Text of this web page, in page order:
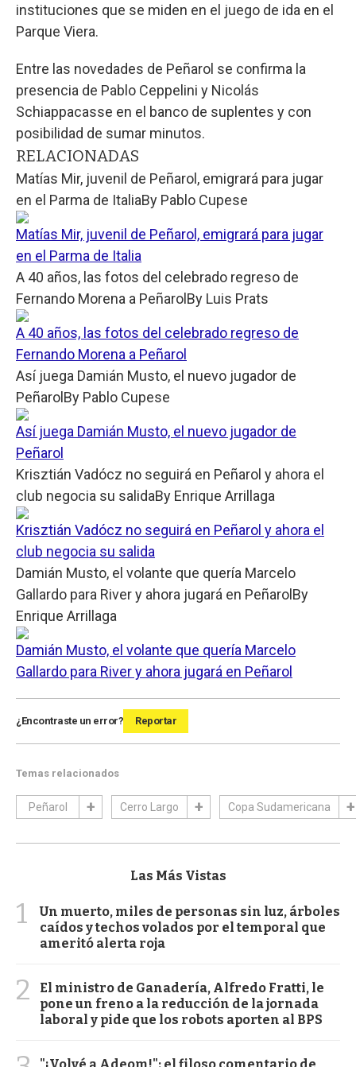
instituciones que se miden en el juego de ida en el
Parque Viera.
Entre las novedades de Peñarol se confirma la
presencia de Pablo Ceppelini y Nicolás
Schiappacasse en el banco de suplentes y con
posibilidad de sumar minutos.
RELACIONADAS
Matías Mir, juvenil de Peñarol, emigrará para jugar
en el Parma de ItaliaBy Pablo Cupese
Matías Mir, juvenil de Peñarol, emigrará para jugar
en el Parma de Italia
A 40 años, las fotos del celebrado regreso de
Fernando Morena a PeñarolBy Luis Prats
A 40 años, las fotos del celebrado regreso de
Fernando Morena a Peñarol
Así juega Damián Musto, el nuevo jugador de
PeñarolBy Pablo Cupese
Así juega Damián Musto, el nuevo jugador de
Peñarol
Krisztián Vadócz no seguirá en Peñarol y ahora el
club negocia su salidaBy Enrique Arrillaga
Krisztián Vadócz no seguirá en Peñarol y ahora el
club negocia su salida
Damián Musto, el volante que quería Marcelo
Gallardo para River y ahora jugará en PeñarolBy
Enrique Arrillaga
Damián Musto, el volante que quería Marcelo
Gallardo para River y ahora jugará en Peñarol
¿Encontraste un error? Reportar
Temas relacionados
Peñarol Cerro Largo Copa Sudamericana
Las Más Vistas
1
Un muerto, miles de personas sin luz, árboles
caídos y techos volados por el temporal que
ameritó alerta roja
2
El ministro de Ganadería, Alfredo Fratti, le
pone un freno a la reducción de la jornada
laboral y pide que los robots aporten al BPS
"¡Volvé a Adeom!": el filoso comentario de